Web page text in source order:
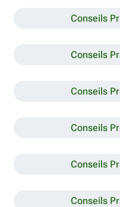
Conseils
Conseils
Conseils
Conseils
Conseils
Conseils